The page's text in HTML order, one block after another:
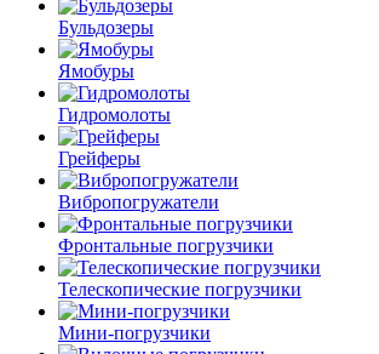
Бульдозеры
Ямобуры
Гидромолоты
Грейферы
Вибро­погружатели
Фронтальные погрузчики
Телескопические погрузчики
Мини-погрузчики